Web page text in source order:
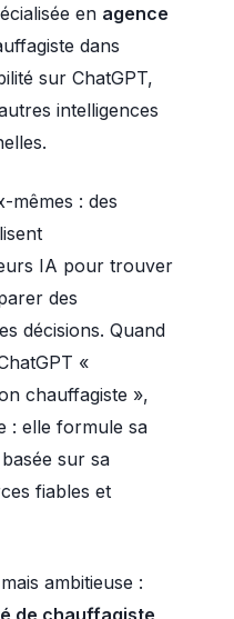
en agence
dans
sur ChatGPT,
intelligences
mêmes : des
IA pour trouver
des
décisions. Quand
«
chauffagiste »,
: elle formule sa
sur sa
fiables et
ambitieuse :
de chauffagiste